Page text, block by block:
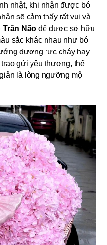
nhật, khi nhận được bó
sẽ cảm thấy rất vui và
Trần Não để được sở hữu
sắc khác nhau như bó
dương rực cháy hay
gửi yêu thương, thể
là lòng ngưỡng mộ